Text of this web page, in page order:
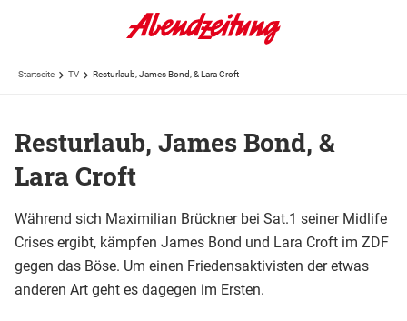
Startseite TV Resturlaub, James Bond, & Lara Croft
Resturlaub, James Bond, &
Lara Croft
Während sich Maximilian Brückner bei Sat.1 seiner Midlife
Crises ergibt, kämpfen James Bond und Lara Croft im ZDF
gegen das Böse. Um einen Friedensaktivisten der etwas
anderen Art geht es dagegen im Ersten.